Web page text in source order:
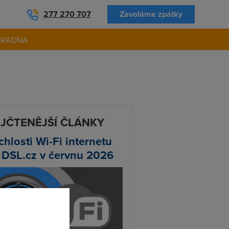
277 270 707 Zavoláme zpátky
ČLÁNKY
Wi-Fi internetu
v červnu 2026